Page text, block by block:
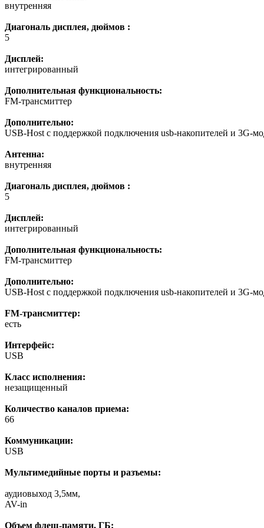
внутренняя
Диагональ дисплея, дюймов :
5
Дисплей:
интегрированный
Дополнительная функциональность:
FM-трансмиттер
Дополнительно:
USB-Host с поддержкой подключения usb-накопителей и 3G-
Антенна:
внутренняя
Диагональ дисплея, дюймов :
5
Дисплей:
интегрированный
Дополнительная функциональность:
FM-трансмиттер
Дополнительно:
USB-Host с поддержкой подключения usb-накопителей и 3G-
FM-трансмиттер:
есть
Интерфейс:
USB
Класс исполнения:
незащищенный
Количество каналов приема:
66
Коммуникации:
USB
Мультимедийные порты и разъемы:
аудиовыход 3,5мм,
AV-in
Объем флеш-памяти, ГБ: